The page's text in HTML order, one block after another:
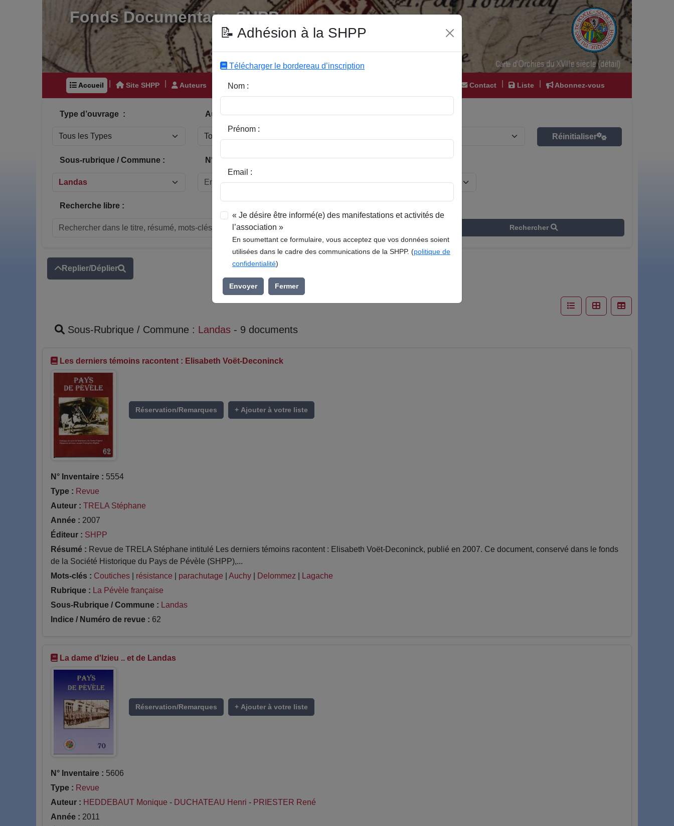
Fonds Documentaire SHPP
Accueil Site SHPP Auteurs Editeurs Contact Liste Abonnez-vous
Type d’ouvrage : Auteur : Rubrique :
Réinitialiser
Sous-rubrique / Commune : N° Indice / Revue : Classer par :
Recherche libre :
Rechercher
Replier/Déplier
Sous-Rubrique / Commune : Landas - 9 documents
Les derniers témoins racontent : Elisabeth Voët-Deconinck
Réservation/Remarques + Ajouter à votre liste
N° Inventaire : 5554
Type : Revue
Auteur : TRELA Stéphane
Année : 2007
Éditeur : SHPP
Résumé : Revue de TRELA Stéphane intitulé Les derniers témoins racontent : Elisabeth Voët-Deconinck, publié en 2007. Ce document, conservé dans le fonds
de la Société Historique du Pays de Pévèle (SHPP),...
Mots-clés : Coutiches résistance parachutage Auchy Delommez
Lagache
Rubrique : La Pévèle française
Sous-Rubrique / Commune : Landas
Indice / Numéro de revue : 62
La dame d'Izieu .. et de Landas
Réservation/Remarques + Ajouter à votre liste
N° Inventaire : 5606
Type : Revue
Auteur : HEDDEBAUT Monique - DUCHATEAU Henri - PRIESTER René
Année : 2011
📝 Adhésion à la SHPP
Télécharger le bordereau d’inscription
Nom :
Prénom :
Email :
« Je désire être informé(e) des manifestations et activités de
l’association »
En soumettant ce formulaire, vous acceptez que vos données soient
utilisées dans le cadre des communications de la SHPP. (politique de
confidentialité)
Envoyer Fermer